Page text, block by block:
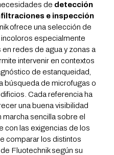
de detección
e inspección
ofrece una selección de
especialmente
redes de agua y zonas a
intervenir en contextos
de estanqueidad,
búsqueda de microfugas o
Cada referencia ha
una buena visibilidad
marcha sencilla sobre el
con las exigencias de los
comparar los distintos
Fluotechnik según su